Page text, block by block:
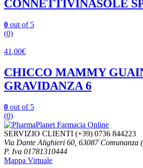
CONNETTIVINASOLE
0 out of 5
(0)
41,00€
CHICCO MAMMY
GRAVIDANZA 6
0 out of 5
(0)
SERVIZIO CLIENTI (+39) 0736 844223
Via Dante Alighieri 60, 63087 Comunanza
P. Iva 01781310444
Mappa Virtuale